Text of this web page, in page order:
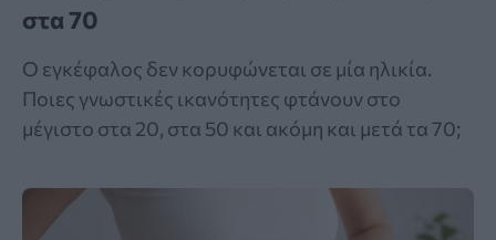
στα 70
Ο εγκέφαλος δεν κορυφώνεται σε μία ηλικία.
Ποιες γνωστικές ικανότητες φτάνουν στο
μέγιστο στα 20, στα 50 και ακόμη και μετά τα 70;